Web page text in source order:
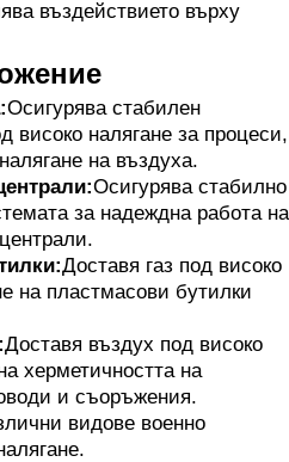
въздействието върху
Осигурява стабилен
високо налягане за процеси,
на въздуха.
Осигурява стабилно
за надеждна работа на
Доставя газ под високо
на пластмасови бутилки
Доставя въздух под високо
херметичността на
и съоръжения.
видове военно